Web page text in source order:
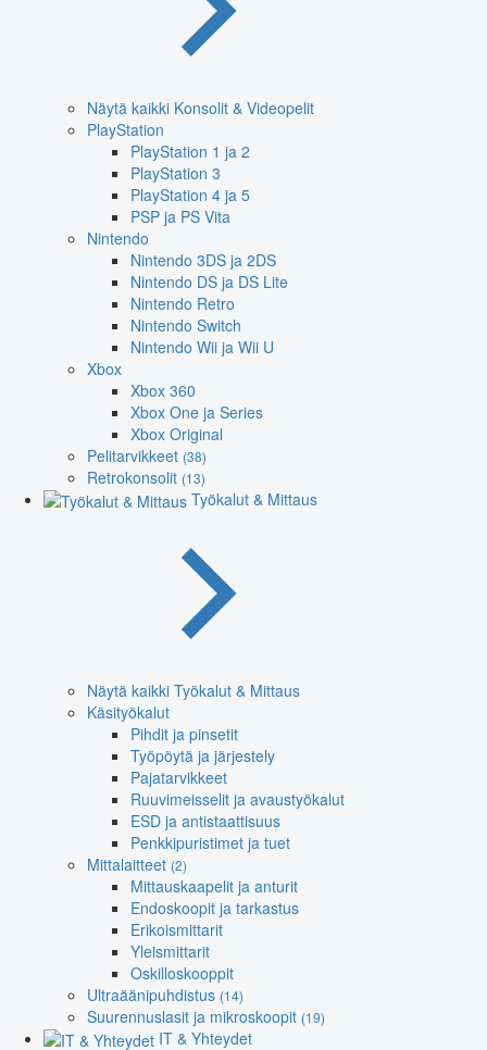
Näytä kaikki Konsolit & Videopelit
PlayStation
PlayStation 1 ja 2
PlayStation 3
PlayStation 4 ja 5
PSP ja PS Vita
Nintendo
Nintendo 3DS ja 2DS
Nintendo DS ja DS Lite
Nintendo Retro
Nintendo Switch
Nintendo Wii ja Wii U
Xbox
Xbox 360
Xbox One ja Series
Xbox Original
Pelitarvikkeet (38)
Retrokonsolit (13)
Työkalut & Mittaus
Näytä kaikki Työkalut & Mittaus
Käsityökalut
Pihdit ja pinsetit
Työpöytä ja järjestely
Pajatarvikkeet
Ruuvimeisselit ja avaustyökalut
ESD ja antistaattisuus
Penkkipuristimet ja tuet
Mittalaitteet (2)
Mittauskaapelit ja anturit
Endoskoopit ja tarkastus
Erikoismittarit
Yleismittarit
Oskilloskooppit
Ultraäänipuhdistus (14)
Suurennuslasit ja mikroskoopit (19)
IT & Yhteydet